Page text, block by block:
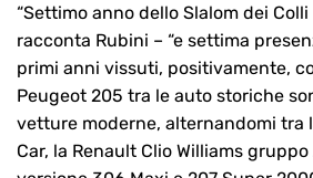
“Settimo anno dello Slalom dei Colli
racconta Rubini – “e settima
primi anni vissuti, positivamente,
Peugeot 205 tra le auto storiche
vetture moderne, alternandomi tra
Car, la Renault Clio Williams